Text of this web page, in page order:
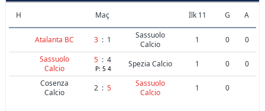
H Maç İlk 11 G A
Atalanta BC 3 : 1
Sassuolo
Calcio
1 0
0
Sassuolo
Calcio
5 : 4
P: 5 4 Spezia Calcio 1 0
0
Cosenza
Calcio
2 : 5
Sassuolo
Calcio
1 0